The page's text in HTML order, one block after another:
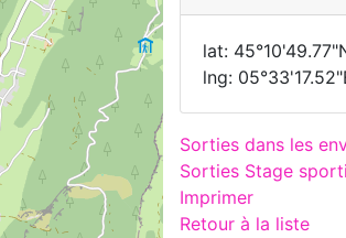
lat:
lng:
Sorties dans les
Sorties Stage
Imprimer
Retour à la liste